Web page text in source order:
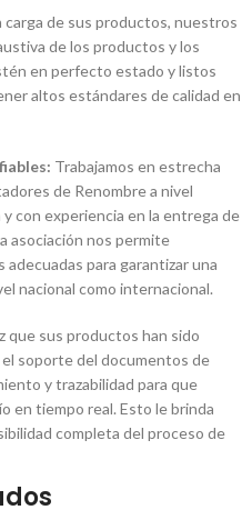
carga de sus productos, nuestros
de los productos y los
en perfecto estado y listos
altos estándares de calidad en
Trabajamos en estrecha
de Renombre a nivel
con experiencia en la entrega de
asociación nos permite
adecuadas para garantizar una
nacional como internacional.
que sus productos han sido
soporte del documentos de
y trazabilidad para que
en tiempo real. Esto le brinda
completa del proceso de